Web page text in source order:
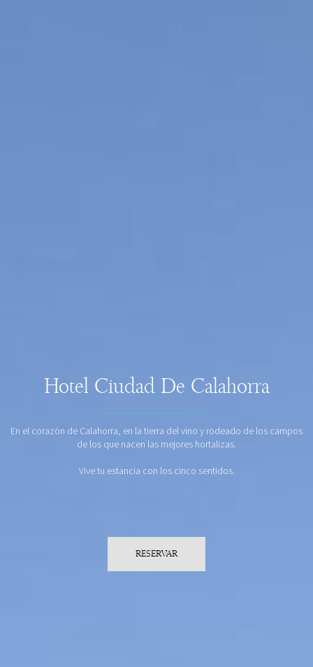
Hotel Ciudad De Calahorra
En el corazón de Calahorra, en la tierra del vino y rodeado de los campos
de los que nacen las mejores hortalizas.
Vive tu estancia con los cinco sentidos.
RESERVAR